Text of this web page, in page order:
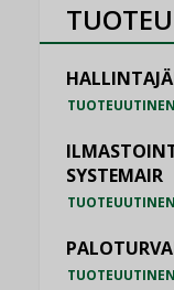
TUOTEUUTINEN
SYSTEMAIR
TUOTEUUTINEN
TUOTEUUTINEN